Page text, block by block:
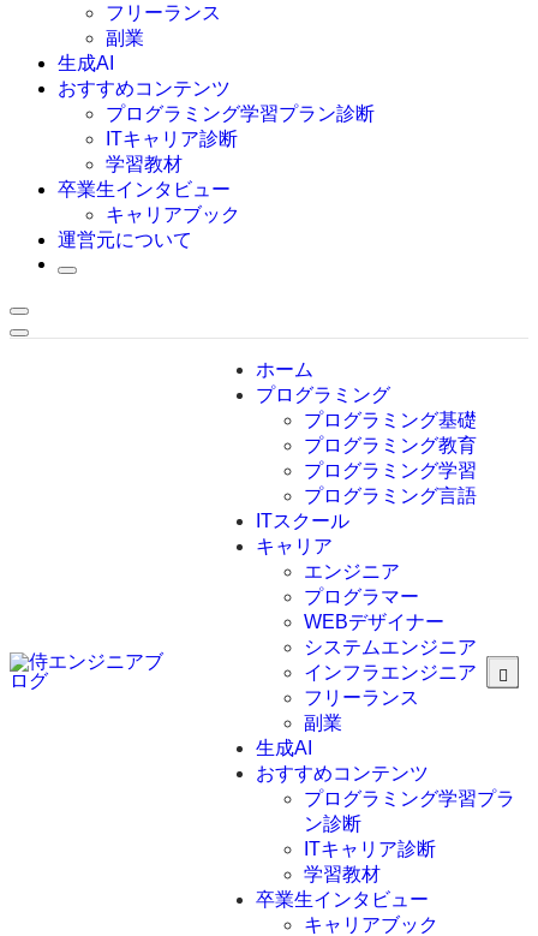
JavaScript
Swift
Ruby
その他言語
フリーランス
副業
生成AI
おすすめコンテンツ
プログラミング学習プラン診断
ITキャリア診断
学習教材
卒業生インタビュー
キャリアブック
運営元について
ホーム
プログラミング
プログラミング基礎
プログラミング教育
プログラミング学習
プログラミング言語
C言語
C#
VBA
Go言語
Kotlin
Java
JavaScript
Swift
Ruby
ITスクール
キャリア
エンジニア
プログラマー
WEBデザイナー
システムエンジニア
インフラエンジニア
フリーランス
副業
生成AI
おすすめコンテンツ
プログラミング学習プラ
ン診断
ITキャリア診断
学習教材
卒業生インタビュー
キャリアブック